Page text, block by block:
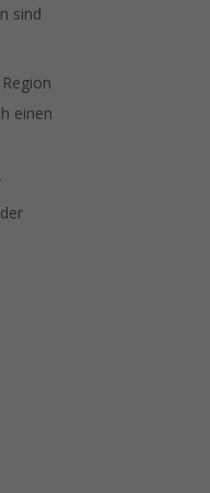
sind
einen